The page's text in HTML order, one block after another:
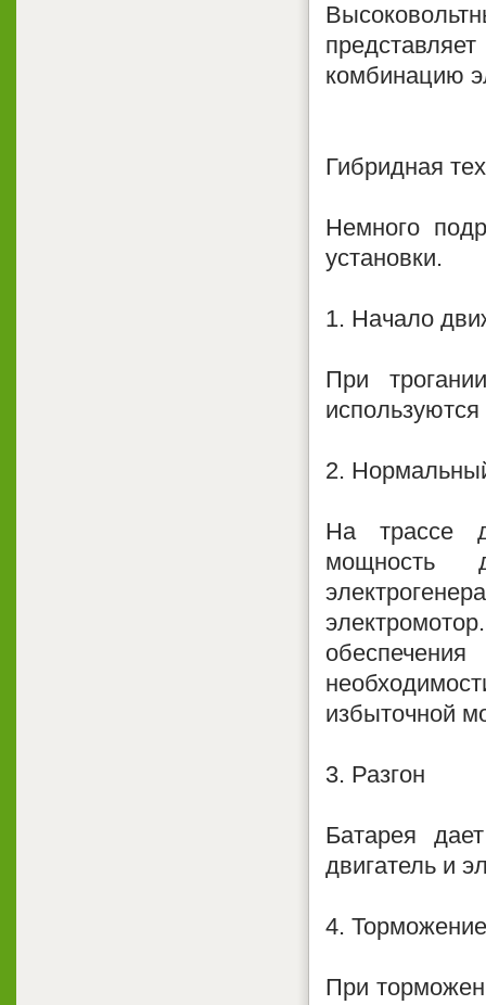
комбинацию
Гибридная
Немного
установки.
1. Начало
При
2.
На трассе
мощность
избыточной
3. Разгон
Батарея
двигатель и
4. Торможение
При